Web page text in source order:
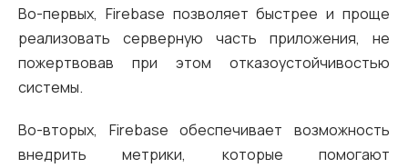
Во-первых, Firebase позволяет быстрее и проще
реализовать серверную часть приложения, не
пожертвовав при этом отказоустойчивостью
системы.
Во-вторых, Firebase обеспечивает возможность
внедрить метрики, которые помогают